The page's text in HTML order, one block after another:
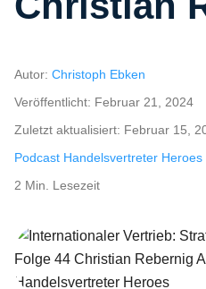
Autor: Christoph Ebken
Veröffentlicht: Februar 21, 2024
Zuletzt aktualisiert: Februar 15,
Podcast Handelsvertreter Heroes
2 Min. Lesezeit